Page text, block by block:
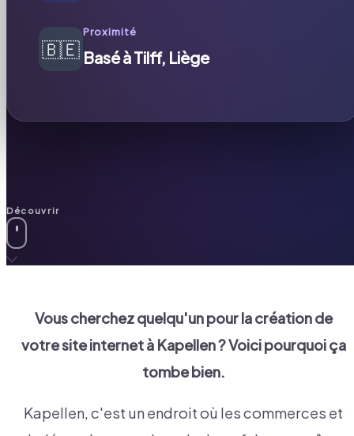
🇧🇪
Proximité
Basé à Tilff, Liège
Découvrir
Vous cherchez quelqu'un pour la création de
votre site internet à Kapellen? Voici pourquoi ça
tombe bien.
Kapellen, c'est un endroit où les commerces et